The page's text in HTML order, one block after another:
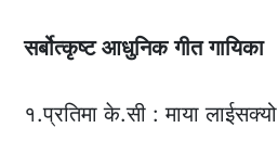
सर्बोत्कृष्ट आधुनिक गीत गायिका
१.प्रतिमा के.सी : माया लाईसक्यो